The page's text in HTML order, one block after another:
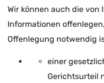
Wir können auch die von
Informationen
Offenlegung notwendig
einer
Gerichtsurteil